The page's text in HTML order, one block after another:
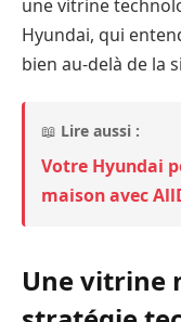
une vitrine
Hyundai, qui
bien au-delà de la
📖 Lire aussi :
Votre Hyundai
maison avec
Une vitrine